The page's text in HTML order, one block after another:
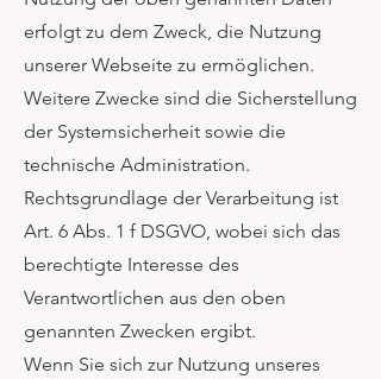
erfolgt zu dem Zweck, die Nutzung
unserer Webseite zu ermöglichen.
Weitere Zwecke sind die Sicherstellung
der Systemsicherheit sowie die
technische Administration.
Rechtsgrundlage der Verarbeitung ist
Art. 6 Abs. 1 f DSGVO, wobei sich das
berechtigte Interesse des
Verantwortlichen aus den oben
genannten Zwecken ergibt.
Wenn Sie sich zur Nutzung unseres